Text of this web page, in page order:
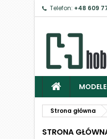
Telefon: +48 609
Strona główna
STRONA